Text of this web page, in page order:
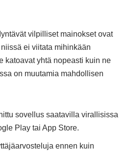
vilpilliset mainokset ovat
ei viitata mihinkään
katoavat yhtä nopeasti kuin ne
on muutamia mahdollisen
sovellus saatavilla virallisissa
Play tai App Store.
ennen kuin